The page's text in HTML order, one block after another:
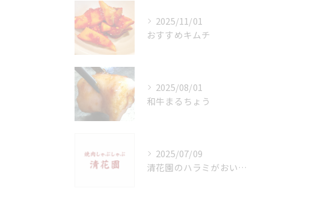
2025/11/01
おすすめキムチ
2025/08/01
和牛まるちょう
2025/07/09
清花園のハラミがおいしいのは